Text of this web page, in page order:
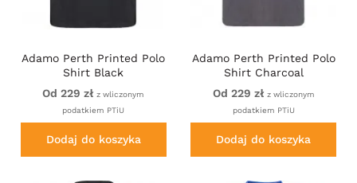
Adamo Perth Printed Polo
Shirt Black
Od 229 zł z wliczonym
podatkiem PTiU
Dodaj do koszyka
Adamo Perth Printed Polo
Shirt Charcoal
Od 229 zł z wliczonym
podatkiem PTiU
Dodaj do koszyka